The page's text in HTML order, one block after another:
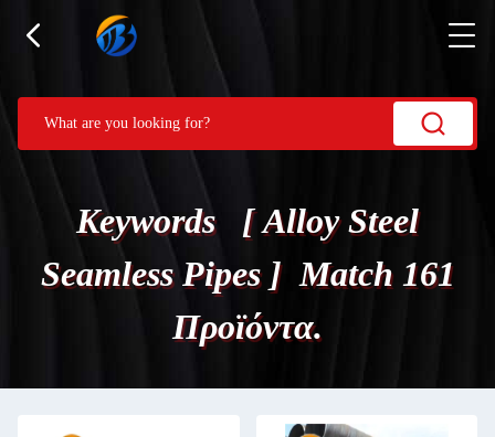
Keywords [ Alloy Steel
Seamless Pipes ] Match 161
Προϊόντα.